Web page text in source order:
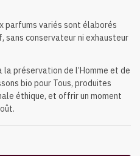
parfums variés sont élaborés
sans conservateur ni exhausteur
préservation de l’Homme et de
bio pour Tous, produites
éthique, et offrir un moment